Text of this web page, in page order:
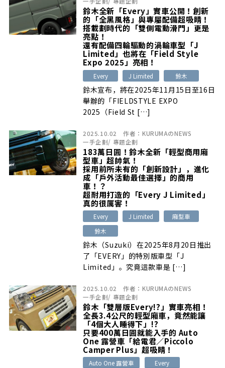
鈴木全新「Every」實車公開！創新
的「全黑風格」與專屬配備超吸睛！
搭載劃時代的「雙側電動滑門」更是
亮點！
還有配備四輪驅動的渦輪車型「J
Limited」也將在「Field Style
Expo 2025」亮相！
Every J Limited 鈴木
鈴木宣布，將在2025年11月15日至16日
舉辦的「FIELDSTYLE EXPO
2025（Field St […]
2025.10.02 作者： KURUMAのNEWS
一手企劃/ 專題企劃
183萬日圓！鈴木全新「輕型商用廂
型車」超帥氣！
採用前所未有的「創新設計」，進化
成「戶外活動最佳選擇」的商用
車！？
超耐用打造的「Every J Limited」
真的很厲害！
Every J Limited
廂型車
鈴木
鈴木（Suzuki）在2025年8月20日推出
了「EVERY」的特別版車型「J
Limited」。究竟這款車是 […]
2025.10.02 作者： KURUMAのNEWS
一手企劃/ 專題企劃
鈴木「雙層版Every!?」實車亮相！
全長3.4公尺的輕型廂車，竟然能讓
「4個大人睡得下」!?
只要400萬日圓就能入手的 Auto
One 露營車「給電君／Piccolo
Camper Plus」超吸睛！
Auto One 露營車
Every